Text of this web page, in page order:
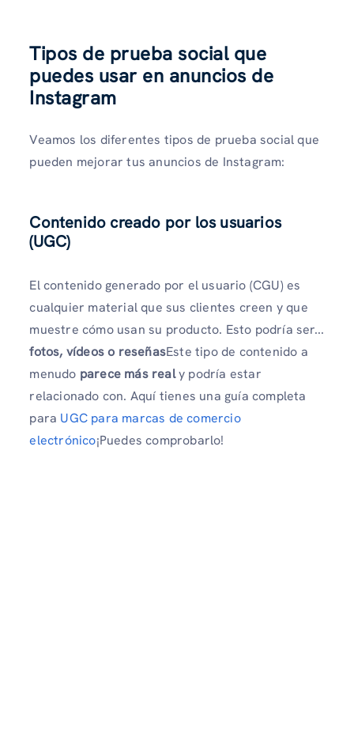
Tipos de prueba social que
puedes usar en anuncios de
Instagram
Veamos los diferentes tipos de prueba social que
pueden mejorar tus anuncios de Instagram:
Contenido creado por los usuarios
(UGC)
El contenido generado por el usuario (CGU) es
cualquier material que sus clientes creen y que
muestre cómo usan su producto. Esto podría ser...
fotos, vídeos o reseñasEste tipo de contenido a
menudo parece más realy podría estar
relacionado con. Aquí tienes una guía completa
para UGC para marcas de comercio
electrónico¡Puedes comprobarlo!